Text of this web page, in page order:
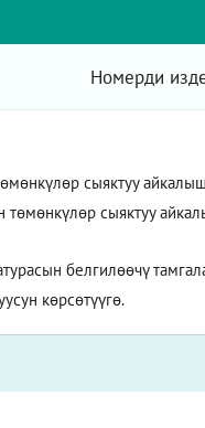
Номерди
сыяктуу
сыяктуу
белгилөөчү
көрсөтүүгө.